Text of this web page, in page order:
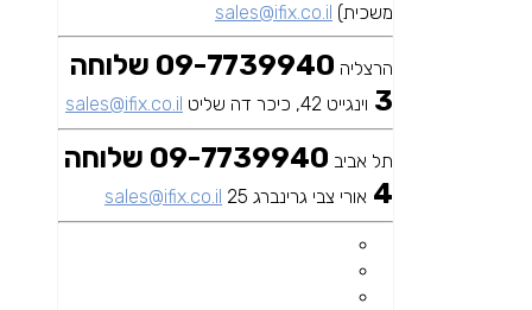
משכית) sales@ifix.co.il
הרצליה
09-7739940 שלוחה
3 וינגייט 42, כיכר דה שליט sales@ifix.co.il
תל אביב
09-7739940 שלוחה
4 אורי צבי גרינברג 25 sales@ifix.co.il